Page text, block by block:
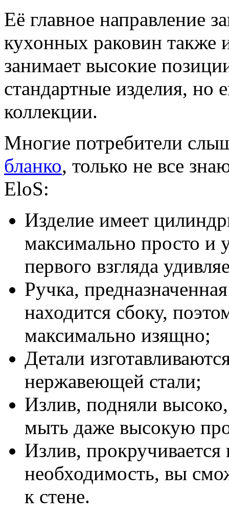
Её главное направление
кухонных раковин также
занимает высокие
стандартные изделия, но
коллекции.
Многие потребители
бланко, только не все
EloS:
Изделие имеет
максимально просто и
первого взгляда
Ручка,
находится сбоку,
максимально изящно;
Детали
нержавеющей стали;
Излив, подняли
мыть даже высокую
Излив, прокручивается
необходимость, вы
к стене.